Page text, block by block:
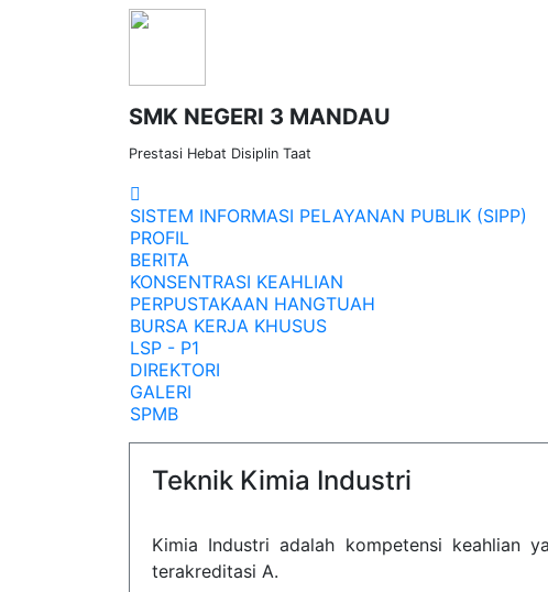
SMK NEGERI 3 MANDAU
Prestasi Hebat Disiplin Taat
SISTEM INFORMASI PELAYANAN PUBLIK (SIPP)
PROFIL
BERITA
KONSENTRASI KEAHLIAN
PERPUSTAKAAN HANGTUAH
BURSA KERJA KHUSUS
LSP - P1
DIREKTORI
GALERI
SPMB
Teknik Kimia Industri
Kimia Industri adalah kompetensi keahlian
terakreditasi A.